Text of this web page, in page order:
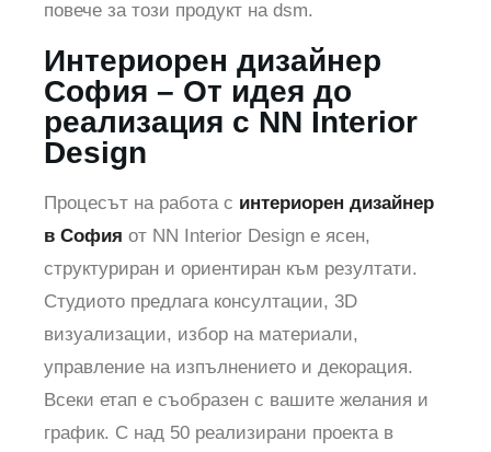
повече за този продукт на dsm.
Интериорен дизайнер
София – От идея до
реализация с NN Interior
Design
Процесът на работа с интериорен дизайнер
в София от NN Interior Design е ясен,
структуриран и ориентиран към резултати.
Студиото предлага консултации, 3D
визуализации, избор на материали,
управление на изпълнението и декорация.
Всеки етап е съобразен с вашите желания и
график. С над 50 реализирани проекта в